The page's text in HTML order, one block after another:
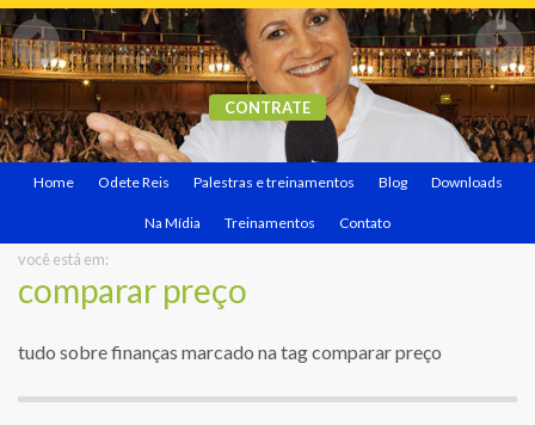
CONTRATE
Home Odete Reis Palestras e treinamentos Blog Downloads
Na Mídia Treinamentos Contato
você está em:
comparar preço
tudo sobre finanças marcado na tag comparar preço